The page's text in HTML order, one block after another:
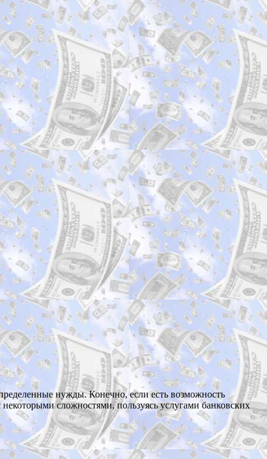
нужды. Конечно, если есть возможность
сложностями, пользуясь услугами банковских